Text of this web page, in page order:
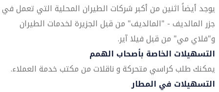
يوجد أيضاً اثنين من أكبر شركات الطيران المحلية التي تعمل في
جزر المالديف - "المالديف" من قبل الجزيرة لخدمات الطيران
و"فلاي مي" من قبل فيلا آير.
التسهيلات الخاصة بأصحاب الهمم
يمكنك طلب كراسي متحركة و ناقلات من مكتب خدمة العملاء.
التسهيلات في المطار